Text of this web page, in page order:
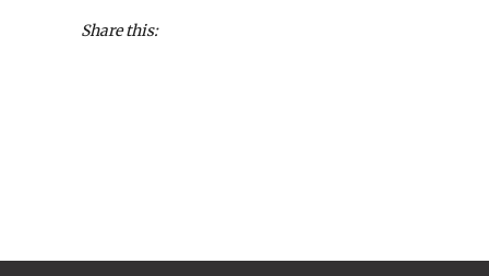
Share this: